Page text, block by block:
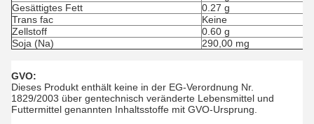
Gesättigtes Fett
0.27 g
Trans fac
Keine
Zellstoff
0.60 g
Soja (Na)
290,00 mg
GVO:
Dieses Produkt enthält keine in der EG-Verordnung Nr.
1829/2003 über gentechnisch veränderte Lebensmittel und
Futtermittel genannten Inhaltsstoffe mit GVO-Ursprung.